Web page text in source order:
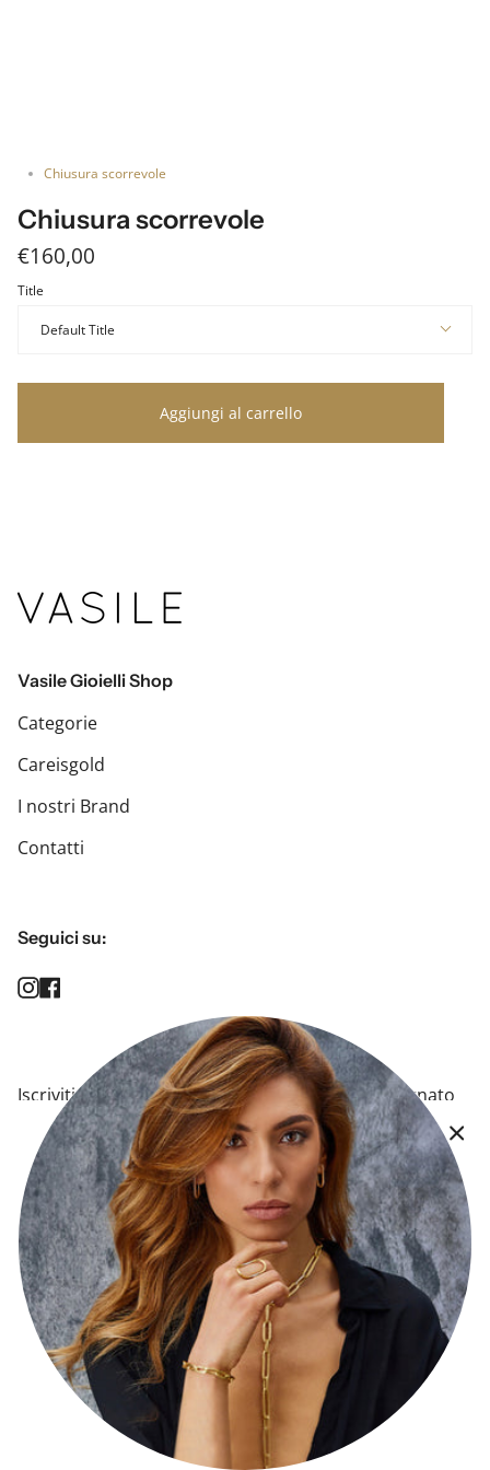
Chiusura scorrevole
Chiusura scorrevole
€160,00
Title
Default Title
Aggiungi al carrello
Vasile Gioielli Shop
Categorie
Careisgold
I nostri Brand
Contatti
Seguici su:
Instagram
Iscriviti alla newsletter per essere sempre aggiornato
sulle novità e ricevere in anteprima tutte le promozioni
a te dedicate!
INVIA
Ragione Sociale: Vasile SRL
Partita Iva: 06883290824
Privacy Policy
Resi e Rimborsi
Politiche di Spedizione